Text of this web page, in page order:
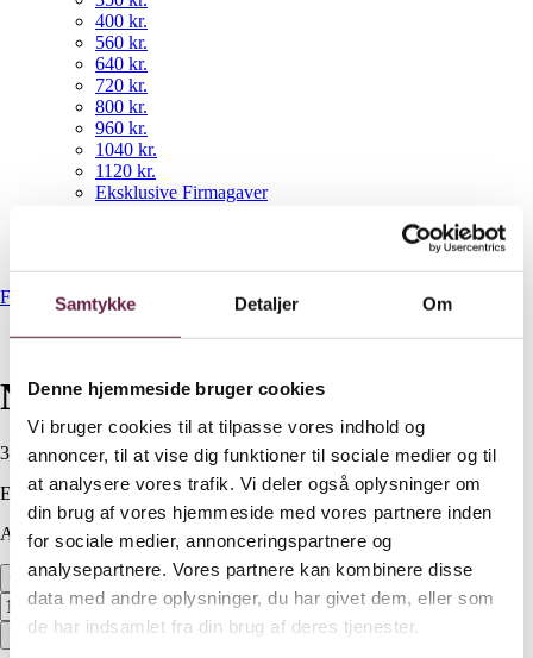
Samtykke Detaljer Om
Denne hjemmeside bruger cookies
Vi bruger cookies til at tilpasse vores indhold og
annoncer, til at vise dig funktioner til sociale medier og til
at analysere vores trafik. Vi deler også oplysninger om
din brug af vores hjemmeside med vores partnere inden
for sociale medier, annonceringspartnere og
analysepartnere. Vores partnere kan kombinere disse
data med andre oplysninger, du har givet dem, eller som
de har indsamlet fra din brug af deres tjenester.
400 kr.
560 kr.
640 kr.
720 kr.
800 kr.
960 kr.
1040 kr.
1120 kr.
Eksklusive Firmagaver
Forside /NYHEDER Nordic sense håndstøvsuger
Nordic sense håndstøvsuger
300,00DKK
Ekskl. moms
Available on backorder
Nordic sense håndstøvsuger antal
Bestil